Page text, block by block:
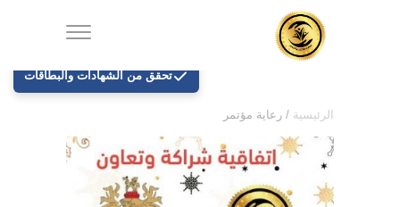
الرئيسية / رعاية مؤتمر
تحقق من الشهادات والبطاقات